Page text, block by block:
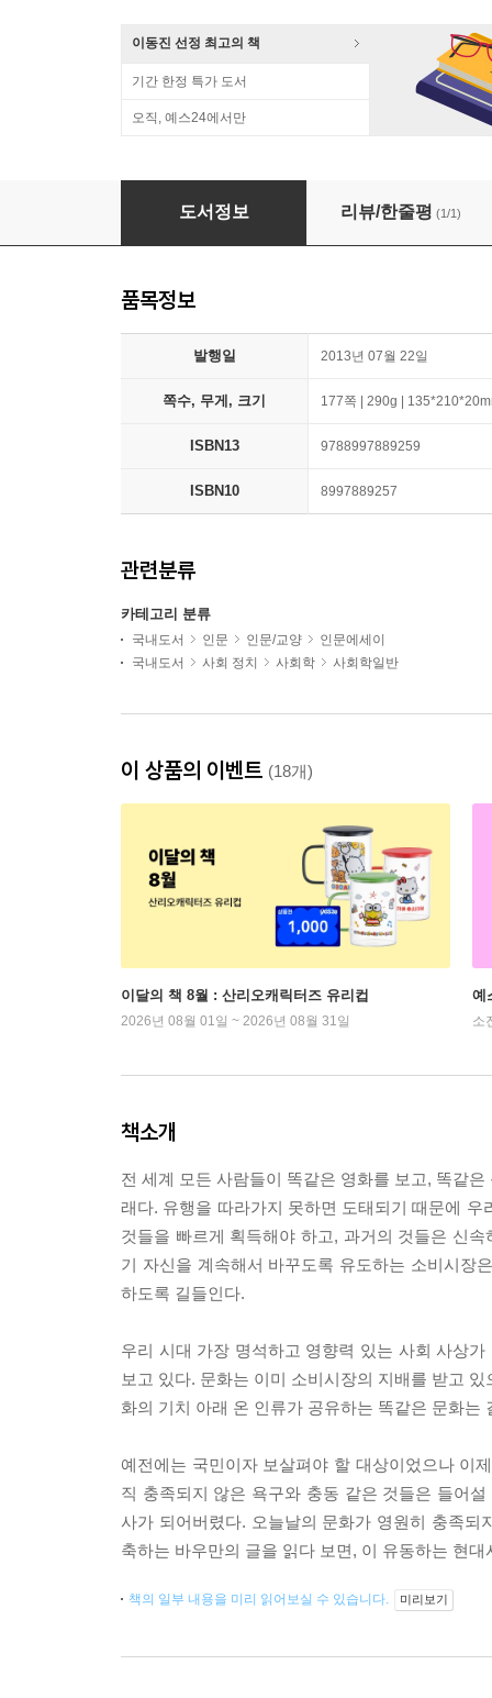
이동진 선정 최고의 책
기간 한정 특가 도서
오직, 예스24에서만
유행의 시대
도서정보 리뷰/한줄평 (1/1)
품목정보
발행일 2013년 07월 22일
쪽수, 무게, 크기 177쪽 | 290g |
ISBN13 9788997889259
ISBN10 8997889257
관련분류
카테고리 분류
국내도서 인문 인문/교양
인문에세이
국내도서
사회 정치 사회학 사회학일반
이 상품의 이벤트 (18개)
이달의 책 8월 : 산리오캐릭터즈 유리컵
2026년 08월 01일 ~ 2026년 08월 31일
예
소
책소개
전 세계 모든 사람들이 똑같은 영화를 보고, 똑같
래다. 유행을 따라가지 못하면 도태되기 때문에
것들을 빠르게 획득해야 하고, 과거의 것들은 신
기 자신을 계속해서 바꾸도록 유도하는 소비시장
하도록 길들인다.
우리 시대 가장 명석하고 영향력 있는 사회 사상
보고 있다. 문화는 이미 소비시장의 지배를 받고
화의 기치 아래 온 인류가 공유하는 똑같은 문화
예전에는 국민이자 보살펴야 할 대상이었으나 이
직 충족되지 않은 욕구와 충동 같은 것들은 들어
사가 되어버렸다. 오늘날의 문화가 영원히 충족
축하는 바우만의 글을 읽다 보면, 이 유동하는 현
책의 일부 내용을 미리 읽어보실 수 있습니다. 미리보기